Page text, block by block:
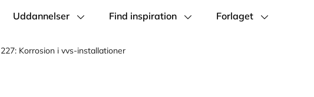
Uddannelser Find inspiration Forlaget
Korrosion i vvs-installationer